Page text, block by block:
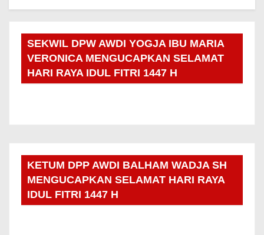
SEKWIL DPW AWDI YOGJA IBU MARIA
VERONICA MENGUCAPKAN SELAMAT
HARI RAYA IDUL FITRI 1447 H
KETUM DPP AWDI BALHAM WADJA SH
MENGUCAPKAN SELAMAT HARI RAYA
IDUL FITRI 1447 H